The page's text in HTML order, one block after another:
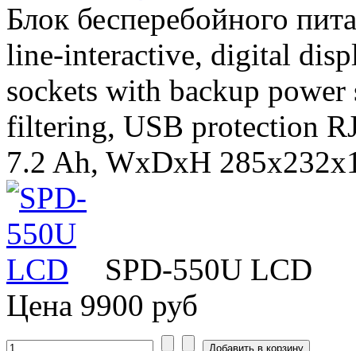
Блок бесперебойного
line-interactive, digital
sockets with backup
filtering, USB protection
7.2 Ah, WxDxH
SPD-550U LCD
Цена 9900 руб